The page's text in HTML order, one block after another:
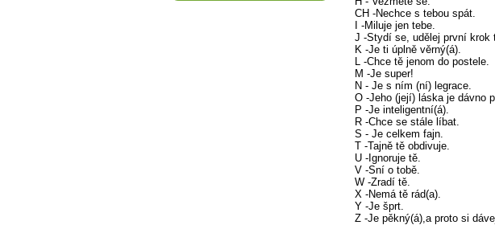
CH -Nechce s tebou spát.
I -Miluje jen tebe.
J -Stydí se, udělej první krok
K -Je ti úplně věrný(á).
L -Chce tě jenom do postele.
M -Je super!
N - Je s ním (ní) legrace.
O -Jeho (její) láska je dávno
P -Je inteligentní(á).
R -Chce se stále líbat.
S - Je celkem fajn.
T -Tajně tě obdivuje.
U -Ignoruje tě.
V -Sní o tobě.
W -Zradí tě.
X -Nemá tě rád(a).
Y -Je šprt.
Z -Je pěkný(á),a proto si